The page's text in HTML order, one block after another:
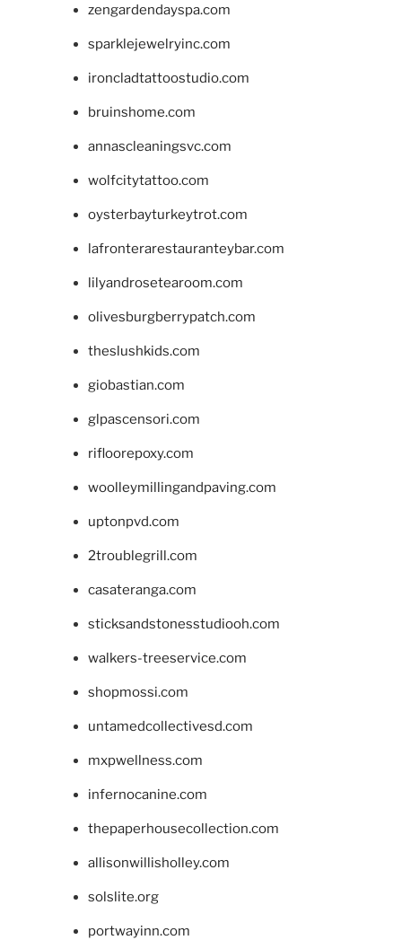
zengardendayspa.com
sparklejewelryinc.com
ironcladtattoostudio.com
bruinshome.com
annascleaningsvc.com
wolfcitytattoo.com
oysterbayturkeytrot.com
lafronterarestauranteybar.com
lilyandrosetearoom.com
olivesburgberrypatch.com
theslushkids.com
giobastian.com
glpascensori.com
rifloorepoxy.com
woolleymillingandpaving.com
uptonpvd.com
2troublegrill.com
casateranga.com
sticksandstonesstudiooh.com
walkers-treeservice.com
shopmossi.com
untamedcollectivesd.com
mxpwellness.com
infernocanine.com
thepaperhousecollection.com
allisonwillisholley.com
solslite.org
portwayinn.com